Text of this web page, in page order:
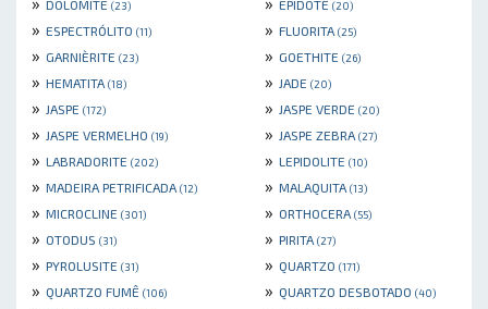
DOLOMITE (23) EPIDOTE (20)
» ESPECTRÓLITO (11) » FLUORITA (25)
» GARNIÈRITE (23) » GOETHITE (26)
» HEMATITA (18) » JADE (20)
» JASPE (172) » JASPE VERDE (20)
» JASPE VERMELHO (19) » JASPE ZEBRA (27)
» LABRADORITE (202) » LEPIDOLITE (10)
» MADEIRA PETRIFICADA (12) » MALAQUITA (13)
» MICROCLINE (301) » ORTHOCERA (55)
» OTODUS (31) » PIRITA (27)
» PYROLUSITE (31) » QUARTZO (171)
» QUARTZO FUMÊ (106) » QUARTZO DESBOTADO (40)